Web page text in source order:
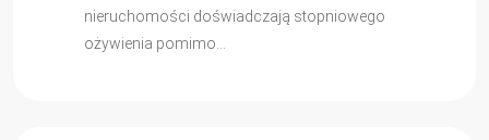
nieruchomości doświadczają stopniowego
ożywienia pomimo…